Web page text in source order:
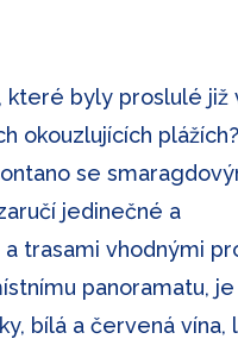
které byly proslulé již
okouzlujících
se
jedinečné a
trasami vhodnými
panoramatu,
bílá a červená vína,